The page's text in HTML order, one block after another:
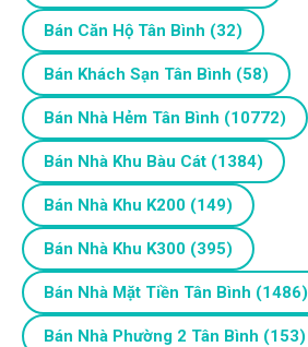
Bán Căn Hộ Tân Bình (32)
Bán Khách Sạn Tân Bình (58)
Bán Nhà Hẻm Tân Bình (10772)
Bán Nhà Khu Bàu Cát (1384)
Bán Nhà Khu K200 (149)
Bán Nhà Khu K300 (395)
Bán Nhà Mặt Tiền Tân Bình (1486)
Bán Nhà Phường 2 Tân Bình (153)